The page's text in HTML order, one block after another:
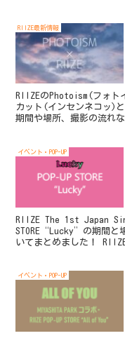
RIIZE最新情報
RIIZEのPhotoism(フォト
カット(インセンネコッ)
期間や場所、撮影の流れ
イベント・POP-UP
RIIZE The 1st Japan
STORE“Lucky”の期間と
いてまとめました！
イベント・POP-UP